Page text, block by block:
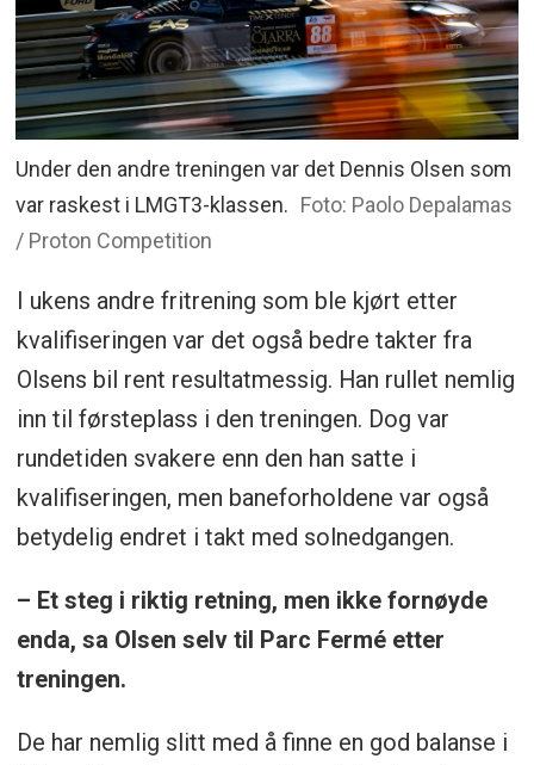
Under den andre treningen var det Dennis Olsen som
var raskest i LMGT3-klassen. Foto: Paolo Depalamas
/ Proton Competition
I ukens andre fritrening som ble kjørt etter
kvalifiseringen var det også bedre takter fra
Olsens bil rent resultatmessig. Han rullet nemlig
inn til førsteplass i den treningen. Dog var
rundetiden svakere enn den han satte i
kvalifiseringen, men baneforholdene var også
betydelig endret i takt med solnedgangen.
– Et steg i riktig retning, men ikke fornøyde
enda, sa Olsen selv til Parc Fermé etter
treningen.
De har nemlig slitt med å finne en god balanse i